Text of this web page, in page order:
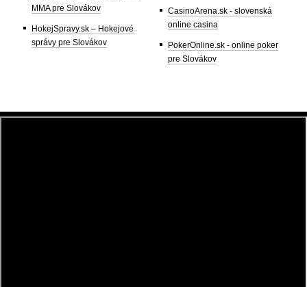
MMA pre Slovákov
HokejSpravy.sk – Hokejové
správy pre Slovákov
CasinoArena.sk - slovenská
online casina
PokerOnline.sk - online poker
pre Slovákov